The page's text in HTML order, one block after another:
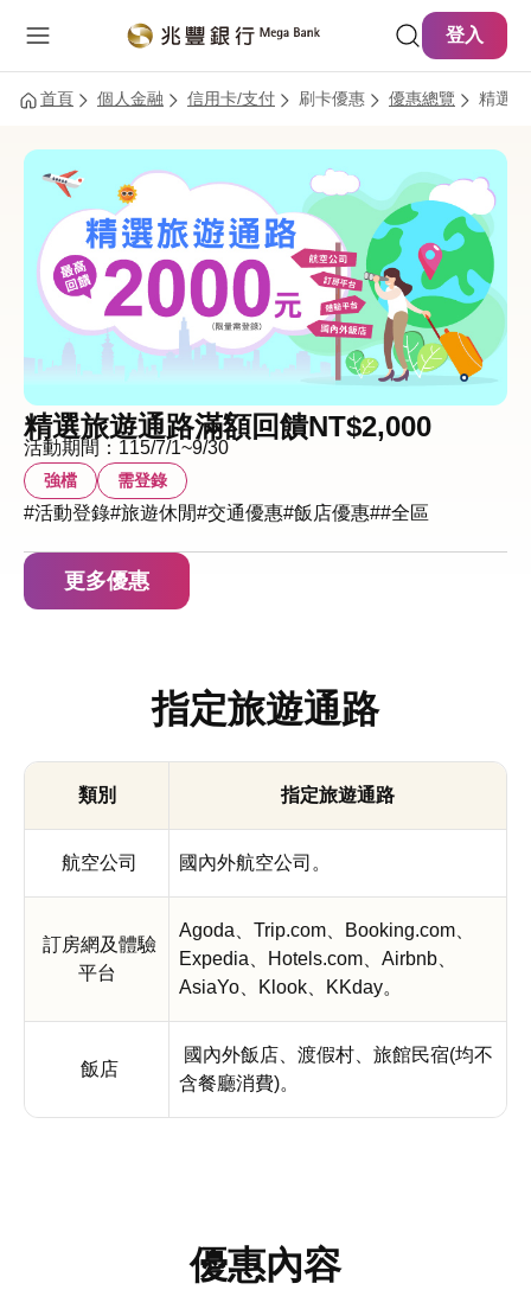
登入
首頁 個人金融 信用卡/支付 刷卡優惠 優惠總覽 精選
精選旅遊通路滿額回饋NT$2,000
活動期間：115/7/1~9/30
強檔 需登錄
#活動登錄#旅遊休閒#交通優惠#飯店優惠##全區
更多優惠
指定旅遊通路
類別 指定旅遊通路
航空公司 國內外航空公司。
訂房網及體驗
平台
Agoda Trip.com Booking.com
Expedia
Hotels.com Airbnb
AsiaYo
Klook KKday。
飯店
國內外飯店、渡假村、旅館民宿(均不
含餐廳消費)。
優惠內容